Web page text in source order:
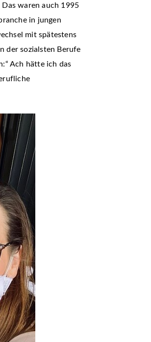
waren auch 1995
in jungen
mit spätestens
der sozialsten Berufe
Ach hätte ich das